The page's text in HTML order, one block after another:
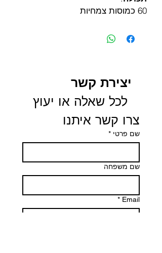
60 כמוסות צמחיות
יצירת קשר
צרו קשר איתנו
שם פרטי *
שם משפחה
Email
*